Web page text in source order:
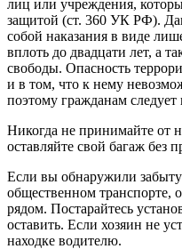
лиц или учреждения,
защитой (ст. 360 УК РФ).
собой наказания в виде
вплоть до двадцати лет, а
свободы. Опасность
и в том, что к нему
поэтому гражданам следует
Никогда не принимайте от
оставляйте свой багаж без
Если вы обнаружили
общественном транспорте,
рядом. Постарайтесь
оставить. Если хозяин не
находке водителю.